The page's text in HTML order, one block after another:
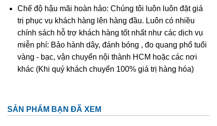
trừ cái xấu, hóa giải tà khí.
Thanh Long nếu được đặt ở hướng Bạch Hổ sẽ gây ra sự
xung đột, dẫn đến phong thủy xấu. Nếu Thanh Long mà
đặt ở Thanh Long sẽ loại bỏ những kẻ tiểu nhân, củng cố
quyền lực. Loài vật phong thủy này rất thích hợp với
Ý Nghĩa & Công Dụng Thạch Anh Tóc
Chế độ hậu mãi hoàn hảo: Chúng tôi luôn luôn đặt giá
trị phục vụ khách hàng lên hàng đầu. Luôn có nhiều
chính sách hỗ trợ khách hàng tốt nhất như các dịch vụ
miễn phí: Bảo hành dây, đánh bóng , đo quang phổ tuổi
vàng - bạc, vận chuyển nội thành HCM hoặc các nơi
khác (Khi quý khách chuyển 100% giá trị hàng hóa)
SẢN PHẨM BẠN ĐÃ XEM